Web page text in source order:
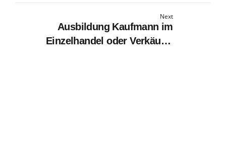
Next
Ausbildung Kaufmann im
Einzelhandel oder Verkäufer